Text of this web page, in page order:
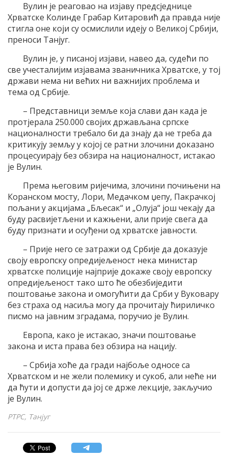
Вулин је реаговао на изјаву предсједнице
Хрватске Колинде Грабар Китаровић да правда није
стигла оне који су осмислили идеју о Великој Србији,
преноси Танјуг.
Вулин је, у писаној изјави, навео да, судећи по
све учесталијим изјавама званичника Хрватске, у тој
држави нема ни већих ни важнијих проблема и
тема од Србије.
– Представници земље која слави дан када је
протјерала 250.000 својих држављана српске
националности требало би да знају да не треба да
критикују земљу у којој се ратни злочини доказано
процесуирају без обзира на националност, истакао
је Вулин.
Према његовим ријечима, злочини почињени на
Коранском мосту, Лори, Медачком џепу, Пакрачкој
пољани у акцијама „Бљесак“ и „Олуја“ још чекају да
буду расвијетљени и кажњени, али прије свега да
буду признати и осуђени од хрватске јавности.
– Прије него се затражи од Србије да доказује
своју европску опредијељеност нека министар
хрватске полиције најприје докаже своју европску
опредијељеност тако што ће обезбиједити
поштовање закона и омогућити да Срби у Вуковару
без страха од насиља могу да прочитају ћириличко
писмо на јавним зградама, поручио је Вулин.
Европа, како је истакао, значи поштовање
закона и иста права без обзира на нацију.
– Србија хоће да гради најбоље односе са
Хрватском и не жели полемику и сукоб, али неће ни
да ћути и допусти да јој се држе лекције, закључио
је Вулин.
РТРС, Танјуг